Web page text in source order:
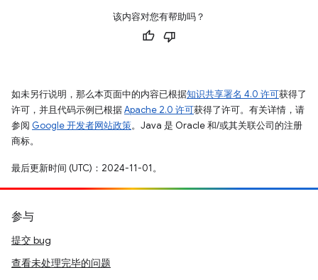
该内容对您有帮助吗？
如未另行说明，那么本页面中的内容已根据知识共享署名 4.0 许可获得了
许可，并且代码示例已根据Apache 2.0 许可获得了许可。有关详情，请
参阅 Google 开发者网站政策。Java 是 Oracle 和/或其关联公司的注册
商标。
最后更新时间 (UTC)：2024-11-01。
参与
提交 bug
查看未处理完毕的问题